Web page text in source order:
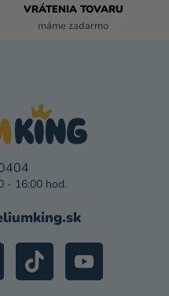
VRÁTENIA TOVARU
máme zadarmo